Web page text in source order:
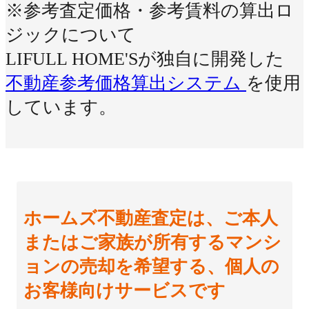
※参考査定価格・参考賃料の算出ロ
ジックについて
LIFULL HOME'Sが独自に開発した
不動産参考価格算出システム を使用
しています。
ホームズ不動産査定は、ご本人
またはご家族が所有するマンシ
ョンの売却を希望する、個人の
お客様向けサービスです